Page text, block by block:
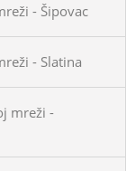
- Šipovac
- Slatina
mreži -